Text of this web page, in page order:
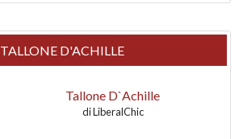
TALLONE D'ACHILLE
Tallone D`Achille
diLiberalChic